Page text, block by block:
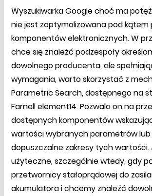
Wyszukiwarka Google choć ma
nie jest zoptymalizowana pod kątem
komponentów elektronicznych. W
chce się znaleźć podzespoły
dowolnego producenta, ale
wymagania, warto skorzystać z
Parametric Search, dostępnego na
Farnell element14. Pozwala on na
dostępnych komponentów
wartości wybranych parametrów lub
dopuszczalne zakresy tych
użyteczne, szczególnie wtedy, gdy
przetwornicy stałoprądowej do
akumulatora i chcemy znaleźć